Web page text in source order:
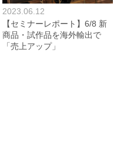
2023.06.12
【セミナーレポート】6/8 新
商品・試作品を海外輸出で
「売上アップ」